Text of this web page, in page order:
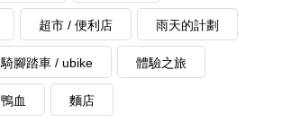
超市 / 便利店 雨天的計劃
騎腳踏車 / ubike 體驗之旅
鴨血 麵店